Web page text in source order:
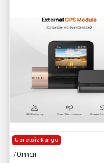
Ücretsiz Kargo
70mai